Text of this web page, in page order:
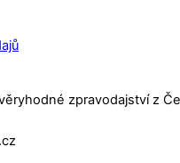
zpravodajství z